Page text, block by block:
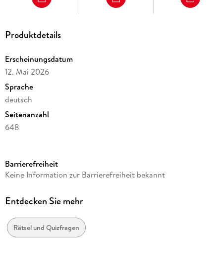
Produktdetails
Erscheinungsdatum
12. Mai 2026
Sprache
deutsch
Seitenanzahl
648
Autor/Autorin
Verlag/Hersteller
Produktart
Kalender
Barrierefreiheit
Keine Information zur Barrierefreiheit bekannt
Entdecken Sie mehr
Rätsel und Quizfragen